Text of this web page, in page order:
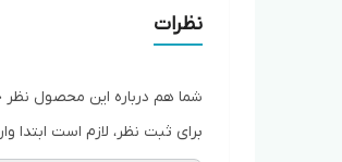
نظرات
شما هم درباره این محصول نظر
برای ثبت نظر، لازم است ابتدا